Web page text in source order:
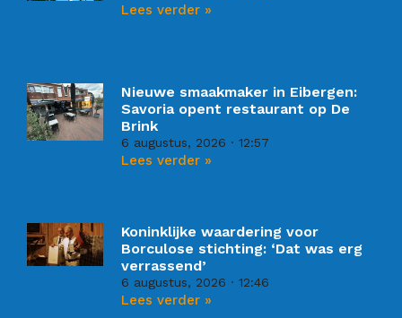
Lees verder »
Nieuwe smaakmaker in Eibergen:
Savoria opent restaurant op De
Brink
6 augustus, 2026 12:57
Lees verder »
Koninklijke waardering voor
Borculose stichting: ‘Dat was erg
verrassend’
6 augustus, 2026 12:46
Lees verder »